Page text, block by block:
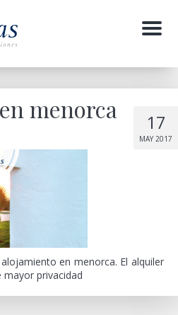
Menu
17
MAY 2017
menorca
en menorca. El alquiler
mayor privacidad